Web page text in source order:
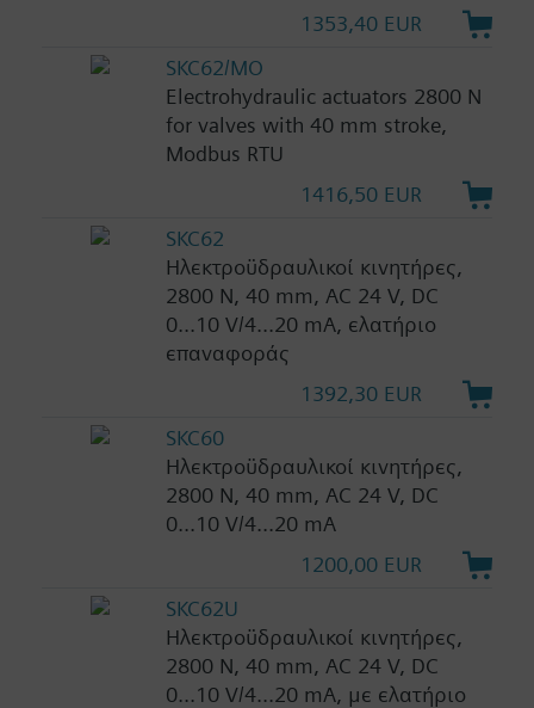
1353,40 EUR
SKC62/MO
Electrohydraulic actuators 2800 N
for valves with 40 mm stroke,
Modbus RTU
1416,50 EUR
SKC62
Ηλεκτροϋδραυλικοί κινητήρες,
2800 N, 40 mm, AC 24 V, DC
0...10 V/4...20 mA, ελατήριο
επαναφοράς
1392,30 EUR
SKC60
Ηλεκτροϋδραυλικοί κινητήρες,
2800 N, 40 mm, AC 24 V, DC
0...10 V/4...20 mA
1200,00 EUR
SKC62U
Ηλεκτροϋδραυλικοί κινητήρες,
2800 N, 40 mm, AC 24 V, DC
0...10 V/4...20 mA, με ελατήριο